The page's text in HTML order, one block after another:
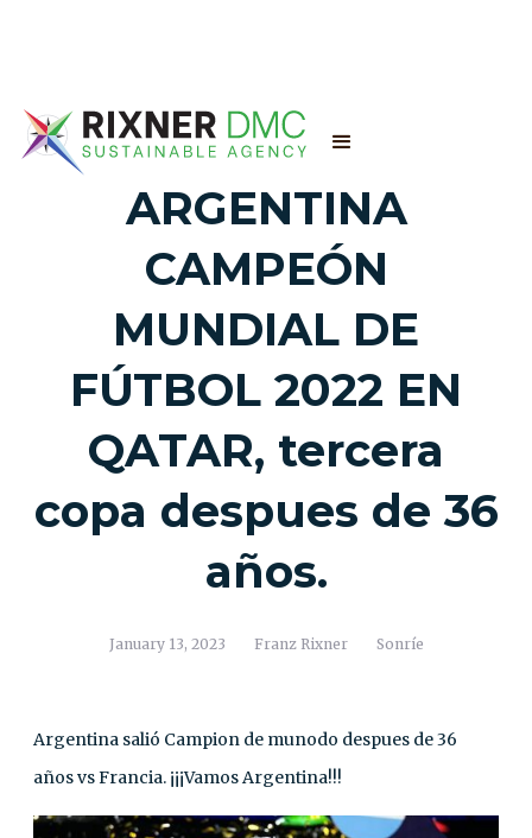
ARGENTINA
CAMPEÓN
MUNDIAL DE
FÚTBOL 2022 EN
QATAR, tercera
copa despues de 36
años.
January 13, 2023 Franz Rixner Sonríe
Argentina salió Campion de munodo despues de 36
años vs Francia. ¡¡¡Vamos Argentina!!!